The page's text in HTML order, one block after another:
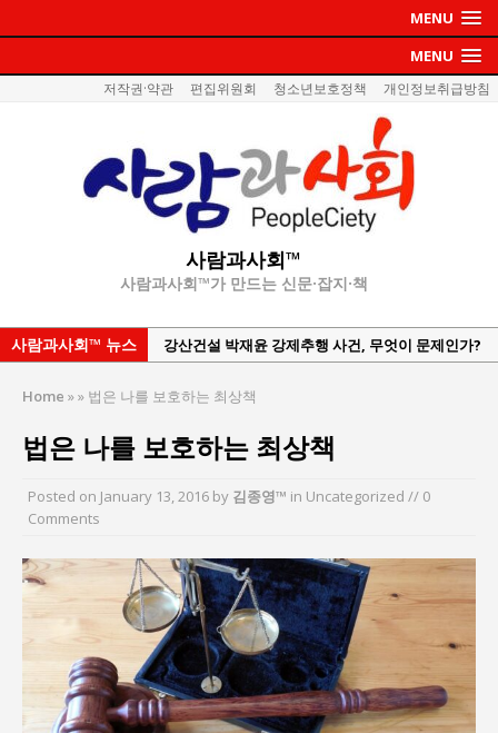
MENU
MENU
저작권·약관 편집위원회 청소년보호정책 개인정보취급방침
사람과사회™
사람과사회™가 만드는 신문·잡지·책
사람과사회™ 뉴스 강산건설 박재윤 강제추행 사건, 무엇이 문제인가?
한국지방재정공제회, 2026년 정기 승진 인사 발표
서울방산보안협의회, 방산기술보호·공급망 보안
서효석 충청향우회중앙회 총재 취임 논란 확산
지방의회 공약은 ‘빛 좋은 개살구’인가?
현”
김종대, “현대전, 강한 군대도 약해질 수 있다”
이홍원 작가, 생활문화상품 4종 판매
통일 지향 2국가론: 한반도 평화의 새로운 길
Home »» 법은 나를 보호하는 최상책
법은 나를 보호하는 최상책
Posted on January 13, 2016 by 김종영™ in Uncategorized // 0
Comments